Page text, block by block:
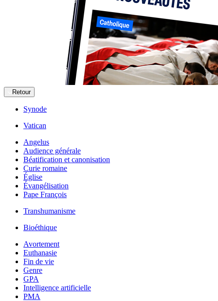
Retour
Synode
Vatican
Angelus
Audience générale
Béatification et canonisation
Curie romaine
Église
Évangélisation
Pape François
Transhumanisme
Bioéthique
Avortement
Euthanasie
Fin de vie
Genre
GPA
Intelligence artificielle
PMA